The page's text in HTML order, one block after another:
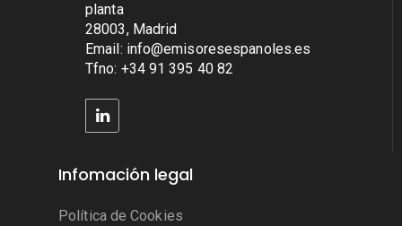
planta
28003, Madrid
Email: info@emisoresespanoles.es
Tfno: +34 91 395 40 82
Infomación legal
Política de Cookies